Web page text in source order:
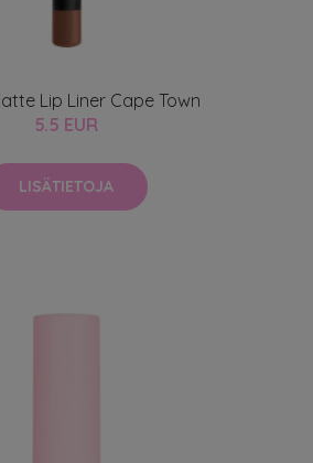
Lip Liner Cape Town
5.5 EUR
LISÄTIETOJA